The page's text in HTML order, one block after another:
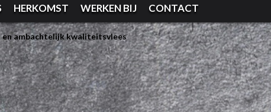
HERKOMST WERKEN BIJ CONTACT
en ambachtelijk kwaliteitsvlees